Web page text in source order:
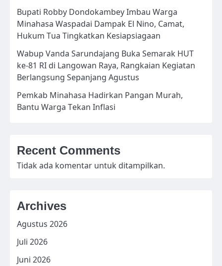
Bupati Robby Dondokambey Imbau Warga
Minahasa Waspadai Dampak El Nino, Camat,
Hukum Tua Tingkatkan Kesiapsiagaan
Wabup Vanda Sarundajang Buka Semarak HUT
ke-81 RI di Langowan Raya, Rangkaian Kegiatan
Berlangsung Sepanjang Agustus
Pemkab Minahasa Hadirkan Pangan Murah,
Bantu Warga Tekan Inflasi
Recent Comments
Tidak ada komentar untuk ditampilkan.
Archives
Agustus 2026
Juli 2026
Juni 2026